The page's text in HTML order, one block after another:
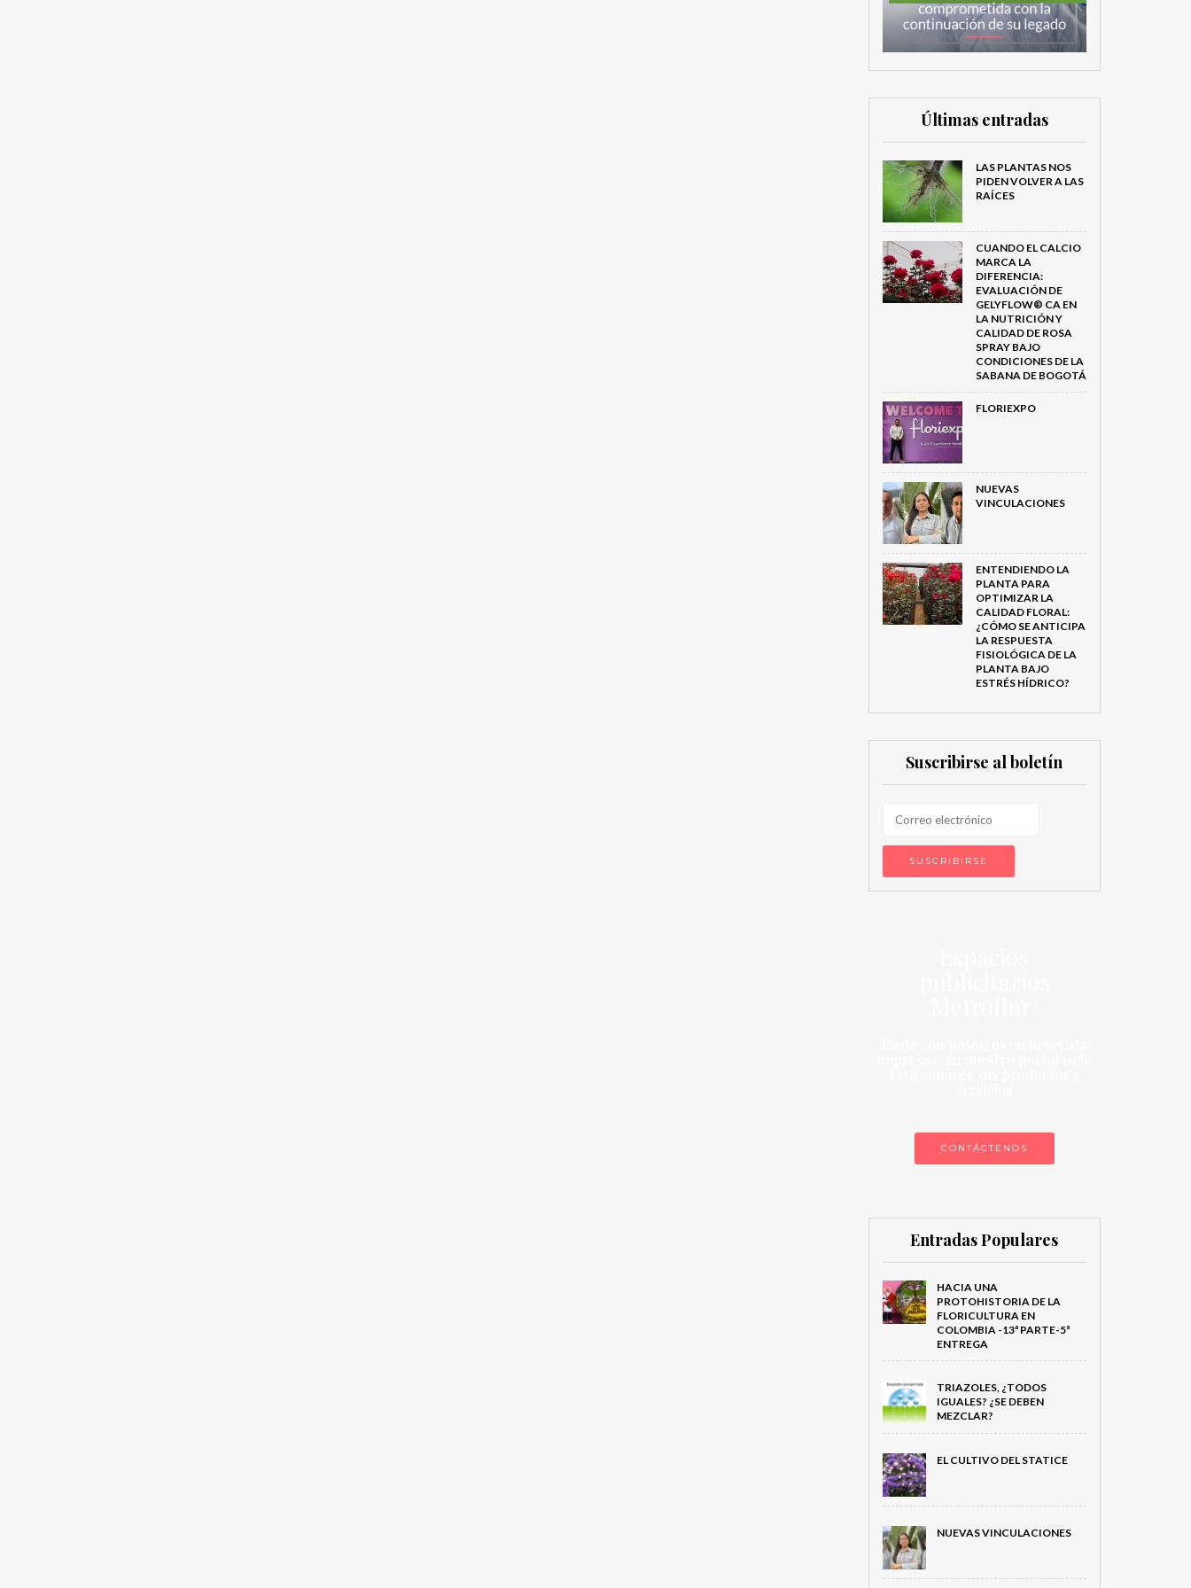
Últimas entradas
LAS PLANTAS NOS
PIDEN VOLVER A LAS
RAÍCES
CUANDO EL CALCIO
MARCA LA
DIFERENCIA:
EVALUACIÓN DE
GELYFLOW® CA EN
LA NUTRICIÓN Y
CALIDAD DE ROSA
SPRAY BAJO
CONDICIONES DE LA
SABANA DE BOGOTÁ
FLORIEXPO
NUEVAS
VINCULACIONES
ENTENDIENDO LA
PLANTA PARA
OPTIMIZAR LA
CALIDAD FLORAL:
¿CÓMO SE ANTICIPA
LA RESPUESTA
FISIOLÓGICA DE LA
PLANTA BAJO
ESTRÉS HÍDRICO?
Suscribirse al boletín
CONTÁCTENOS
Entradas Populares
HACIA UNA
PROTOHISTORIA DE LA
FLORICULTURA EN
COLOMBIA -13ª PARTE-5ª
ENTREGA
TRIAZOLES, ¿TODOS
IGUALES? ¿SE DEBEN
MEZCLAR?
EL CULTIVO DEL STATICE
NUEVAS VINCULACIONES